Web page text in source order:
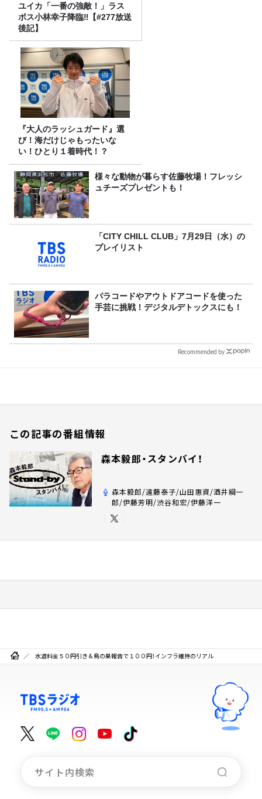
ユイカ「一番の強敵！」ラス
ボス小林幸子降臨‼【#277放送
後記】
『大人のラッシュガード』選
び！海だけじゃもったいな
い！ひとり１着時代！？
様々な動物が暮らす佐藤牧場！フレッシ
ュチーズプレゼントも！
「CITY CHILL CLUB」7月29日（水）の
プレイリスト
パラコードやアウトドアコードを使った
手芸に挑戦！デジタルデトックスにも！
Recommended by
この記事の番組情報
森本毅郎・スタンバイ！
森本毅郎/遠藤泰子/山田惠資/酒井綱一
郎/伊藤芳明/渋谷和宏/伊藤洋一
水道料金５０円引き＆鳥の巣報告で１００円！インフラ維持のリアル